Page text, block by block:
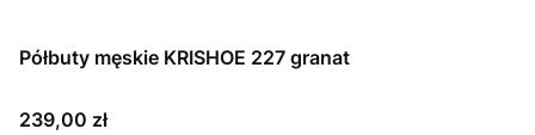
Półbuty męskie KRISHOE 227 granat
Cena
239,00 zł